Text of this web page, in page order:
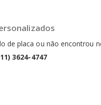
de placa ou não
3624-4747